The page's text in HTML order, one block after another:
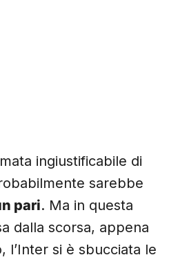
ingiustificabile di
sarebbe
pari. Ma in questa
dalla scorsa, appena
l’Inter si è sbucciata le